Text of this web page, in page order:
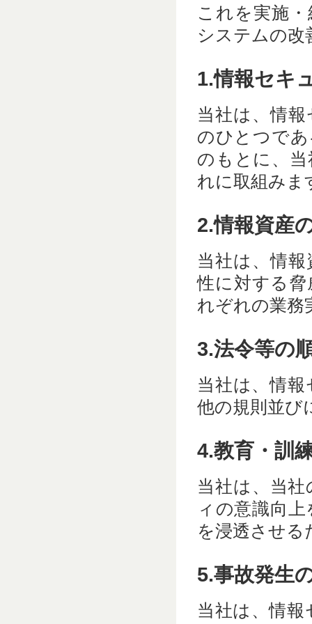
これを実施
システムの改
1.情報セキ
当社は、情
のひとつで
のもとに、
れに取組みま
2.情報資産
当社は、情
性に対する
れぞれの業務
3.法令等の
当社は、情
他の規則並び
4.教育・訓
当社は、当
ィの意識向
を浸透させる
5.事故発生
当社は、情